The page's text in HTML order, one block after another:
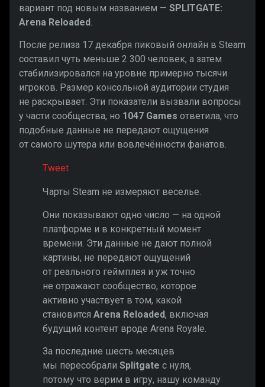
вариант под новым названием — SPLITGATE:
Arena Reloaded
После релиза 17 декабря пиковый онлайн в Steam
составил чуть меньше 2 300 человек, а затем
стабилизировался на уровне примерно тысячи
игроков. Размер консольной аудитории студия
не раскрывает. Эти показатели вызвали вопросы
у части сообщества, но 1047 Games ответила, что
подобные данные не передают ощущения
от самого шутера или вовлечённости фанатов.
Tweet
Чарты Steam не измеряют веселье.
Они показывают одно число — на одной
платформе и в конкретный момент
времени. Эти данные не дают полной
картины, не передают ощущений
от реального геймплея и уж точно
не отражают сообщество, которое
активно участвует в том, какой
становится Arena Reloaded, включая
будущий контент вроде Arena Royale.
За последние шесть месяцев
мы пересобрали Splitgate с нуля,
потому что верим в игру, нашу команду